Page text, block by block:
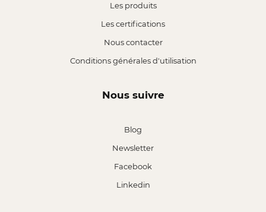
Les produits
Les certifications
Nous contacter
Conditions générales d'utilisation
Nous suivre
Blog
Newsletter
Facebook
Linkedin